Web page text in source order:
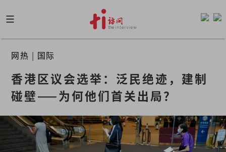
to
content
网热 | 国际
香港区议会选举：泛民绝迹，建制
碰壁——为何他们首关出局？